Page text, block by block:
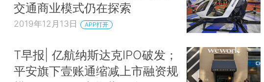
交通商业模式仍在探索
2019年12月13日 APP打开
T早报| 亿航纳斯达克IPO破发；
平安旗下壹账通缩减上市融资规